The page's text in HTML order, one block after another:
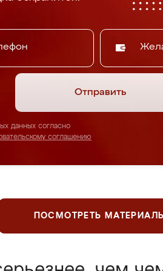
Отправить
данных согласно
соглашению
ПОСМОТРЕТЬ МАТЕРИАЛЫ